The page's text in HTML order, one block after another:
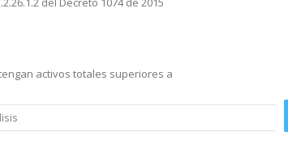
activos totales superiores a